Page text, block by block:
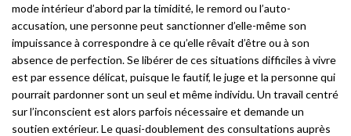
mode intérieur d’abord par la timidité, le remord ou l’auto-
accusation, une personne peut sanctionner d’elle-même son
impuissance à correspondre à ce qu’elle rêvait d’être ou à son
absence de perfection. Se libérer de ces situations difficiles à vivre
est par essence délicat, puisque le fautif, le juge et la personne qui
pourrait pardonner sont un seul et même individu. Un travail centré
sur l’inconscient est alors parfois nécessaire et demande un
soutien extérieur. Le quasi-doublement des consultations auprès